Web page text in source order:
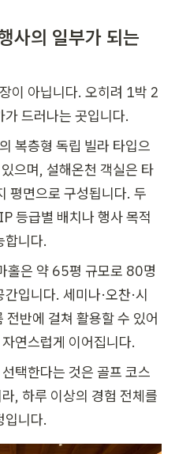
사의 일부가 되는
이 아닙니다. 오히려 1박 2
드러나는 곳입니다.
복층형 독립 빌라 타입으
으며, 설해온천 객실은 타
평면으로 구성됩니다. 두
등급별 배치나 행사 목적
합니다.
홀은 약 65평 규모로 80명
입니다. 세미나·오찬·시
전반에 걸쳐 활용할 수 있어
연스럽게 이어집니다.
택한다는 것은 골프 코스
, 하루 이상의 경험 전체를
입니다.